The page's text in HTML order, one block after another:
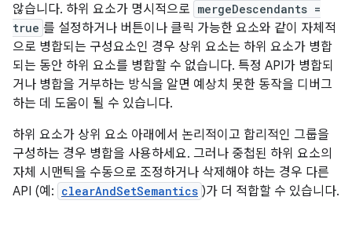
않습니다. 하위 요소가 명시적으로 mergeDescendants =
true 를 설정하거나 버튼이나 클릭 가능한 요소와 같이 자체적
으로 병합되는 구성요소인 경우 상위 요소는 하위 요소가 병합
되는 동안 하위 요소를 병합할 수 없습니다. 특정 API가 병합되
거나 병합을 거부하는 방식을 알면 예상치 못한 동작을 디버그
하는 데 도움이 될 수 있습니다.
하위 요소가 상위 요소 아래에서 논리적이고 합리적인 그룹을
구성하는 경우 병합을 사용하세요. 그러나 중첩된 하위 요소의
자체 시맨틱을 수동으로 조정하거나 삭제해야 하는 경우 다른
API (예: clearAndSetSemantics )가 더 적합할 수 있습니다.